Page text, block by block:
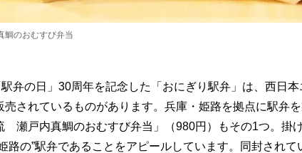
のおむすび弁当
弁の日」30周年を記念した「おにぎり駅弁」は、西日
売されているものがあります。兵庫・姫路を拠点に駅弁
瀬戸内真鯛のおむすび弁当」（980円）もその1つ。掛
路の”駅弁であることをアピールしています。同封されて